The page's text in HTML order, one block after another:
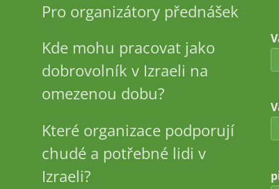
Pro organizátory přednášek
Kde mohu pracovat jako
dobrovolník v Izraeli na
omezenou dobu?
Které organizace podporují
chudé a potřebné lidi v
Izraeli?
*
V
a